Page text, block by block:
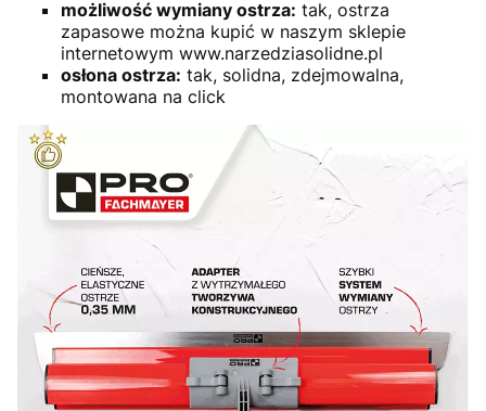
możliwość wymiany ostrza: tak, ostrza
zapasowe można kupić w naszym sklepie
internetowym www.narzedziasolidne.pl
osłona ostrza: tak, solidna, zdejmowalna,
montowana na click